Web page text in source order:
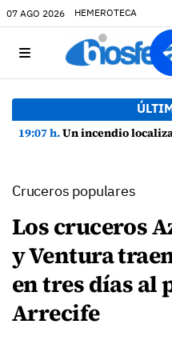
07 AGO 2026 HEMEROTECA
19:07 h.Un incendio localizado en un sofá
Cruceros populares
Los cruceros
y Ventura
en tres días al
Arrecife